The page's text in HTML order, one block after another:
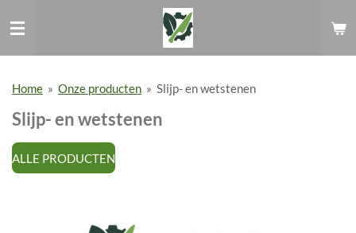
direct
hoofdinhoud
Home » Onze producten » Slijp- en wetstenen
Slijp- en wetstenen
ALLE PRODUCTEN